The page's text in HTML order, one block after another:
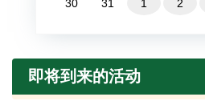
30 31 1 2
即将到来的活动